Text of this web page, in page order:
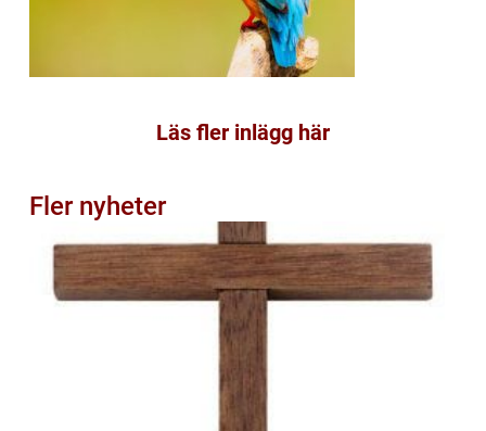
Läs fler inlägg här
Fler nyheter